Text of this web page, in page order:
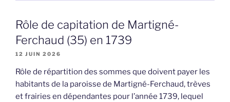
Rôle de capitation de Martigné-
Ferchaud (35) en 1739
12 JUIN 2026
Rôle de répartition des sommes que doivent payer les
habitants de la paroisse de Martigné-Ferchaud, trèves
et frairies en dépendantes pour l’année 1739, lequel